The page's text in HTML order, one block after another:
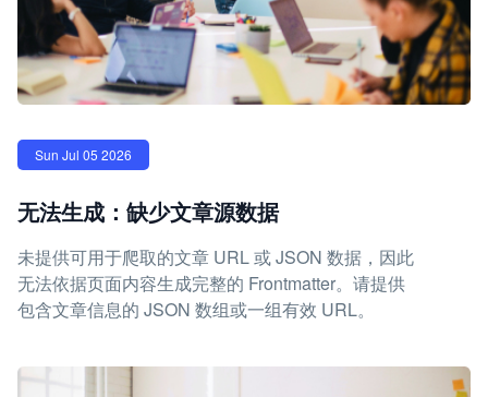
Sun Jul 05 2026
无法生成：缺少文章源数据
未提供可用于爬取的文章 URL 或 JSON 数据，因此
无法依据页面内容生成完整的 Frontmatter。请提供
包含文章信息的 JSON 数组或一组有效 URL。